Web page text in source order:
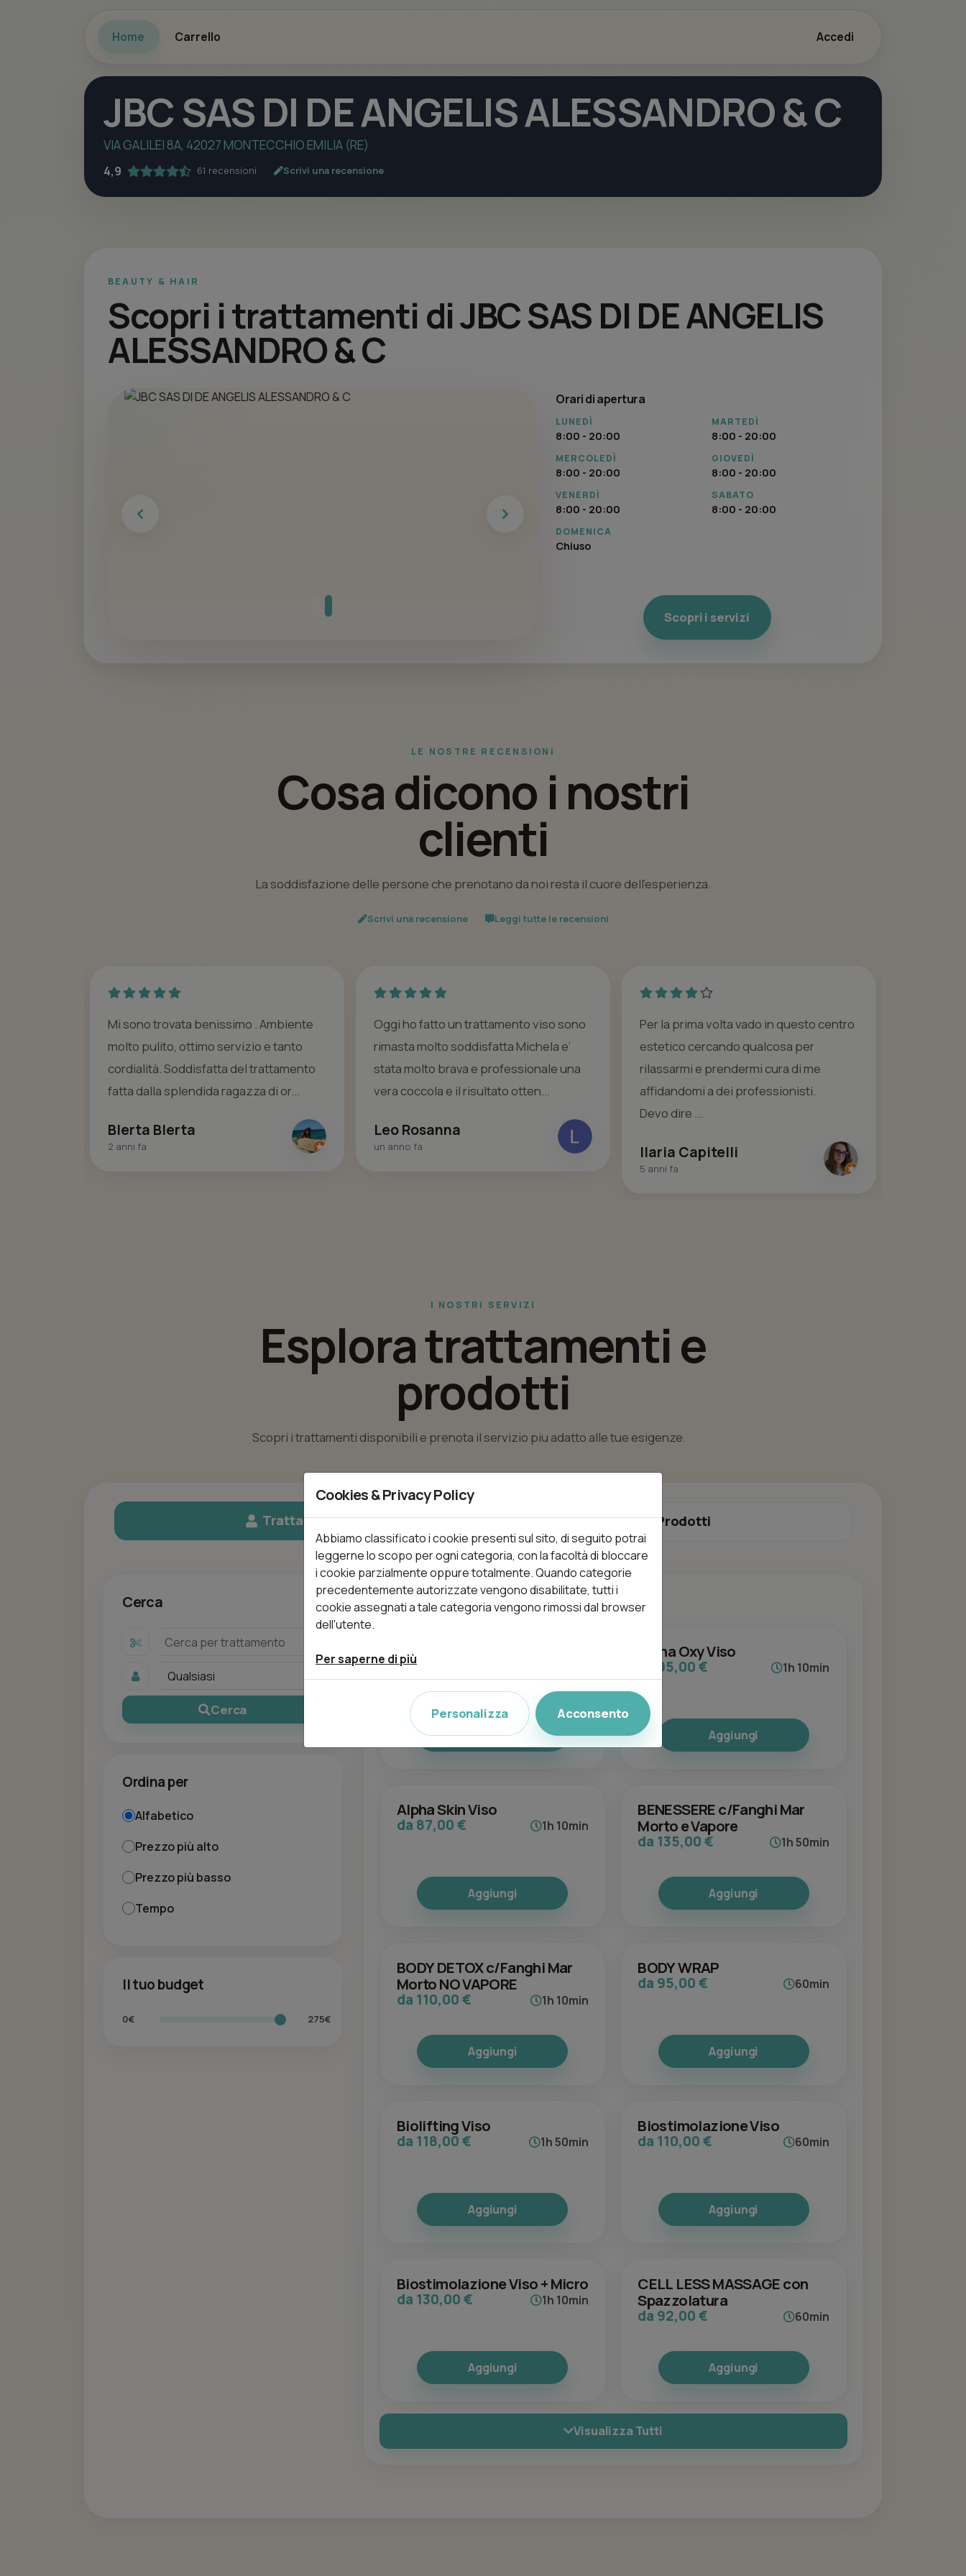
Home Carrello Accedi
JBC SAS DI DE ANGELIS ALESSANDRO & C
VIA GALILEI 8A, 42027 MONTECCHIO EMILIA (RE)
4,9 61 recensioni Scrivi una recensione
BEAUTY & HAIR
Scopri i trattamenti di JBC SAS DI DE ANGELIS
ALESSANDRO & C
Previous Next
Orari di apertura
LUNEDÌ
8:00 - 20:00
MARTEDÌ
8:00 - 20:00
MERCOLEDÌ
8:00 - 20:00
GIOVEDÌ
8:00 - 20:00
VENERDÌ
8:00 - 20:00
SABATO
8:00 - 20:00
DOMENICA
Chiuso
Scopri i servizi
LE NOSTRE RECENSIONI
Cosa dicono i nostri
clienti
La soddisfazione delle persone che prenotano da noi resta il cuore dell’esperienza.
Scrivi una recensione Leggi tutte le recensioni
Mi sono trovata benissimo . Ambiente
molto pulito, ottimo servizio e tanto
cordialità. Soddisfatta del trattamento
fatta dalla splendida ragazza di or...
Blerta Blerta
2 anni fa
Oggi ho fatto un trattamento viso sono
rimasta molto soddisfatta Michela e’
stata molto brava e professionale una
vera coccola e il risultato otten...
Leo Rosanna
un anno fa
Per la prima volta vado in questo centro
estetico cercando qualcosa per
rilassarmi e prendermi cura di me
affidandomi a dei professionisti.
Devo dire ...
Ilaria Capitelli
5 anni fa
I NOSTRI SERVIZI
Esplora trattamenti e
prodotti
Scopri i trattamenti disponibili e prenota il servizio piu adatto alle tue esigenze.
Trattamenti Prodotti
Cerca
Cerca
Ordina per
Alfabetico
Prezzo più alto
Prezzo più basso
Tempo
Il tuo budget
0€ 275€
Trattamenti (109)
Algadetox
da 95,00 €
Aggiungi
Alpha Oxy Viso
da 95,00 € 1h 10min
Aggiungi
Alpha Skin Viso
da 87,00 € 1h 10min
Aggiungi
BENESSERE c/Fanghi Mar
Morto e Vapore
da 135,00 € 1h 50min
Aggiungi
BODY DETOX c/Fanghi Mar
Morto NO VAPORE
da 110,00 € 1h 10min
Aggiungi
BODY WRAP
da 95,00 € 60min
Aggiungi
Biolifting Viso
da 118,00 € 1h 50min
Aggiungi
Biostimolazione Viso
da 110,00 € 60min
Aggiungi
Biostimolazione Viso + Micro
da 130,00 € 1h 10min
Aggiungi
CELL LESS MASSAGE con
Spazzolatura
da 92,00 € 60min
Aggiungi
Visualizza Tutti
Cookies & Privacy Policy
Abbiamo classificato i cookie presenti sul sito, di seguito potrai
leggerne lo scopo per ogni categoria, con la facoltà di bloccare
i cookie parzialmente oppure totalmente. Quando categorie
precedentemente autorizzate vengono disabilitate, tutti i
cookie assegnati a tale categoria vengono rimossi dal browser
dell'utente.
Per saperne di più
Personalizza Acconsento